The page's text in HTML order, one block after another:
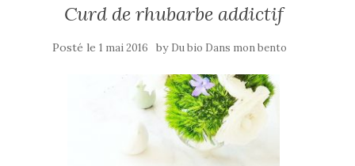
Curd de rhubarbe addictif
Posté le 1 mai 2016 by Du bio Dans mon bento